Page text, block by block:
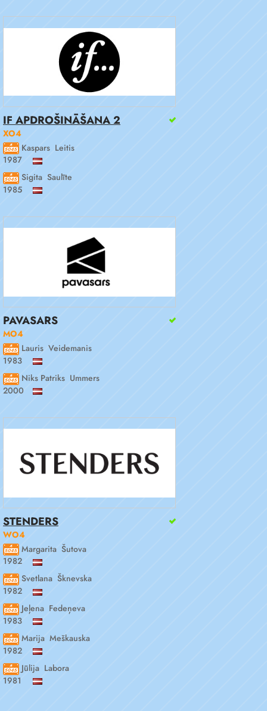
IF APDROŠINĀŠANA 2
XO4
Kaspars Leitis
1987
Sigita Saulīte
1985
PAVASARS
MO4
Lauris Veidemanis
1983
Niks Patriks Ummers
2000
STENDERS
WO4
Margarita Šutova
1982
Svetlana Šknevska
1982
Jeļena Fedeņeva
1983
Marija Meškauska
1982
Jūlija Labora
1981